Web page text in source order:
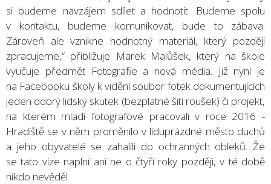
si budeme navzájem sdílet a hodnotit. Budeme spolu
v kontaktu, budeme komunikovat, bude to zábava.
Zároveň ale vznikne hodnotný materiál, který později
zpracujeme,“ přibližuje Marek Malůšek, který na škole
vyučuje předmět Fotografie a nová média. Již nyní je
na Facebooku školy k vidění soubor fotek dokumentujících
jeden dobrý lidský skutek (bezplatné šití roušek) či projekt,
na kterém mladí fotografové pracovali v roce 2016 -
Hradiště se v něm proměnilo v liduprázdné město duchů
a jeho obyvatelé se zahalili do ochranných obleků. Že
se tato vize naplní ani ne o čtyři roky později, v té době
nikdo nevěděl.